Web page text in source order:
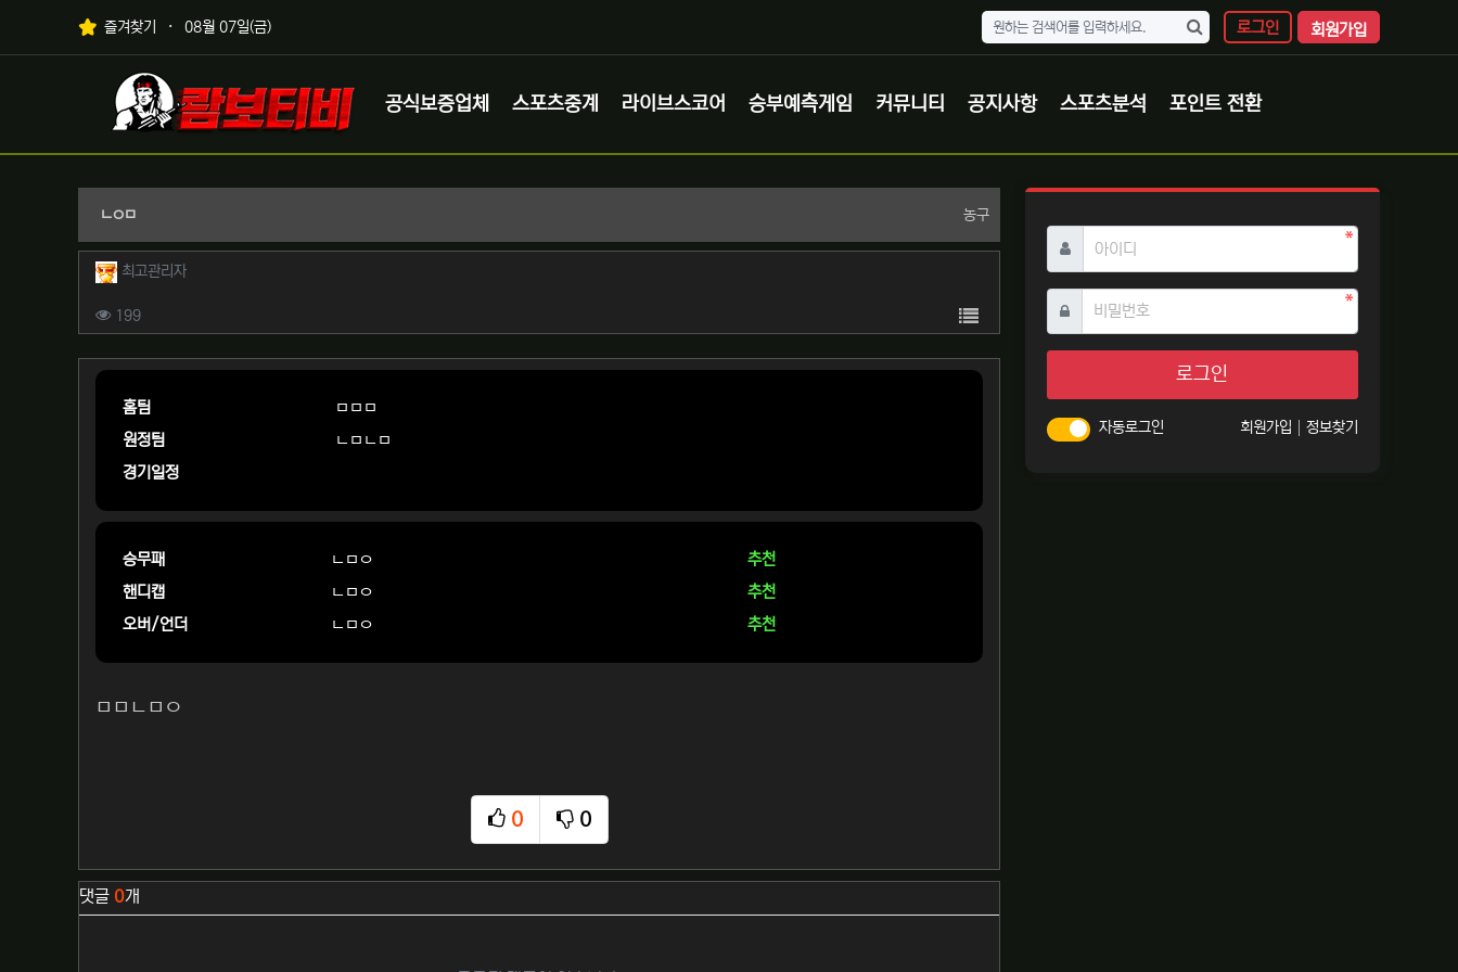
상단 네비즐겨찾기 08월 07일(금) 로그인 회원가입
로고
공식보증업체 스포츠중계 라이브스코어 승부예측게임 커뮤니티 공지사항 스포츠분석 포인트 전환
ㄴㅇㅁ 농구분류
작성자 정보
최고관리자작성
컨텐츠 정보
199조회 목록
본문
홈팀
ㅁㅁㅁ
원정팀
ㄴㅁㄴㅁ
경기일정
승무패 ㄴㅁㅇ
추천
핸디캡
ㄴㅁㅇ
추천
오버/언더
ㄴㅁㅇ 추천
ㅁㅁㄴㅁㅇ
0
추천
0
비추천
관련자료
댓글 0개
아이디 필수
비밀번호필수
로그인
자동로그인 회원가입 정보찾기